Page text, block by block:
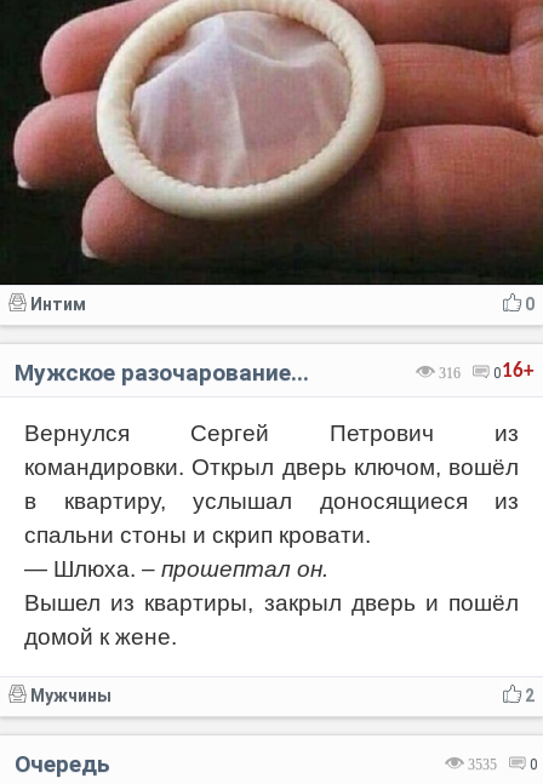
0
Интим
16+
316 0
Мужское разочарование...
Вернулся Сергей Петрович из
командировки. Открыл дверь ключом, вошёл
в квартиру, услышал доносящиеся из
спальни стоны и скрип кровати.
— Шлюха. – прошептал он.
Вышел из квартиры, закрыл дверь и пошёл
домой к жене.
2
Мужчины
3535 0
Очередь